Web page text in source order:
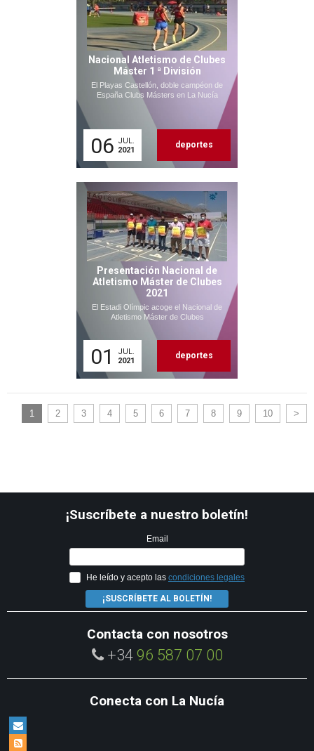
Nacional Atletismo de Clubes
Máster 1 ª División
El Playas Castellón, doble campéon de
España Clubs Másters en La Nucía
06 JUL.
2021
deportes
Presentación Nacional de
Atletismo Máster de Clubes
2021
El Estadi Olímpic acoge el Nacional de
Atletismo Máster de Clubes
01
JUL.
2021
deportes
1 2 3 4 5 6 7 8 9 10 >
¡Suscríbete a nuestro boletín!
Email
He leído y acepto las condiciones legales
¡SUSCRÍBETE AL BOLETÍN!
Contacta con nosotros
+34 96 587 07 00
Conecta con La Nucía